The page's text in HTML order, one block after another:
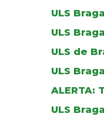
ULS
ULS
ULS de
ULS
ALERTA:
ULS